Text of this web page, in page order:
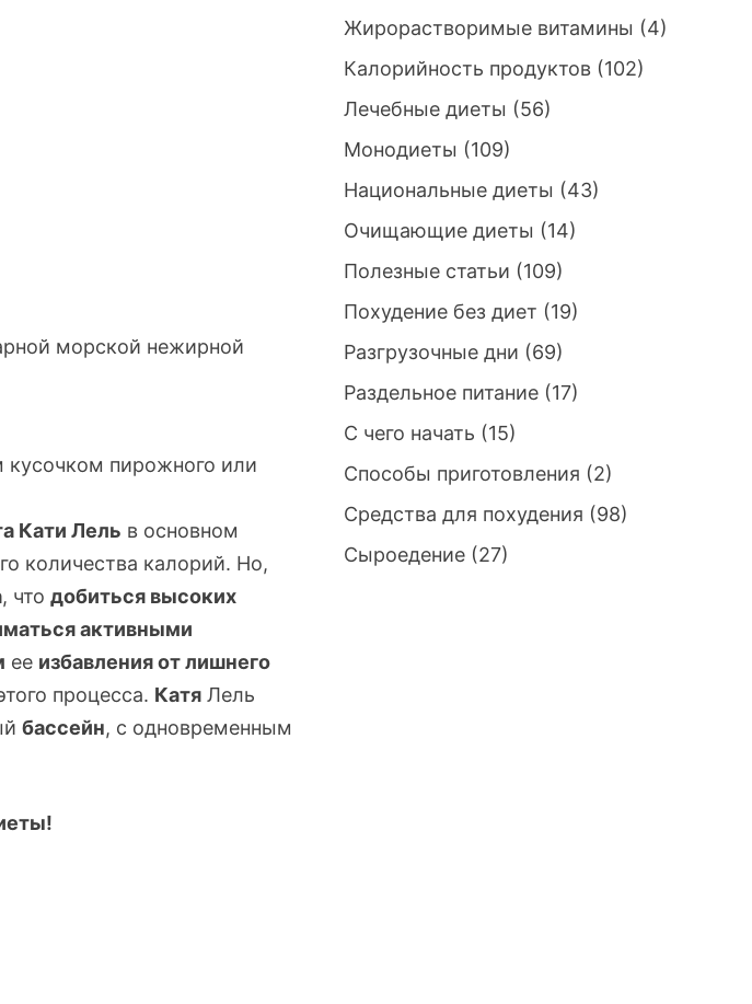
морской нежирной
кусочком пирожного или
Кати Лель в основном
количества калорий. Но,
, чтодобиться высоких
активными
ее избавления от лишнего
процесса. Катя Лель
бассейн, с одновременным
Жирорастворимые витамины (4)
Калорийность продуктов(102)
Лечебные диеты (56)
Монодиеты (109)
Национальные диеты (43)
Очищающие диеты (14)
Полезные статьи (109)
Похудение без диет (19)
Разгрузочные дни (69)
Раздельное питание(17)
С чего начать (15)
Способы приготовления (2)
Средства для похудения (98)
Сыроедение(27)